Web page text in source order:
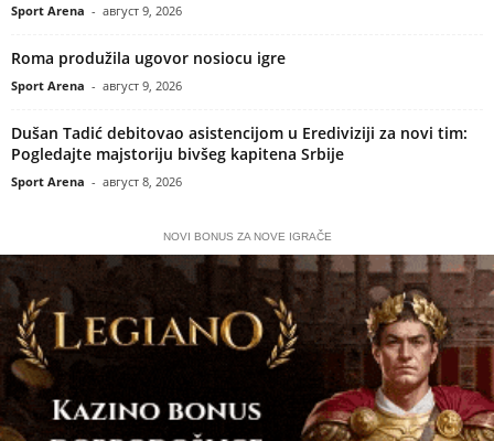
Sport Arena - август 9, 2026
Roma produžila ugovor nosiocu igre
Sport Arena - август 9, 2026
Dušan Tadić debitovao asistencijom u Erediviziji za novi tim:
Pogledajte majstoriju bivšeg kapitena Srbije
Sport Arena - август 8, 2026
NOVI BONUS ZA NOVE IGRAČE